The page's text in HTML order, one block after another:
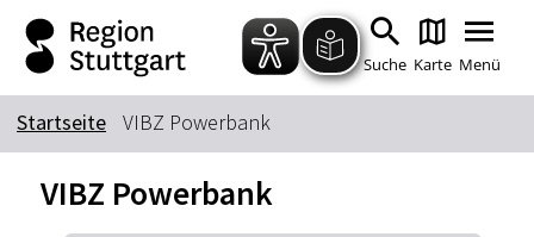
Zum Hauptinhalt springen
Zur Suche springen
Zur Hauptnavigation
Zum Footer springen
Suche Karte Menü
Suchbegriff
Startseite VIBZ Powerbank
VIBZ Powerbank